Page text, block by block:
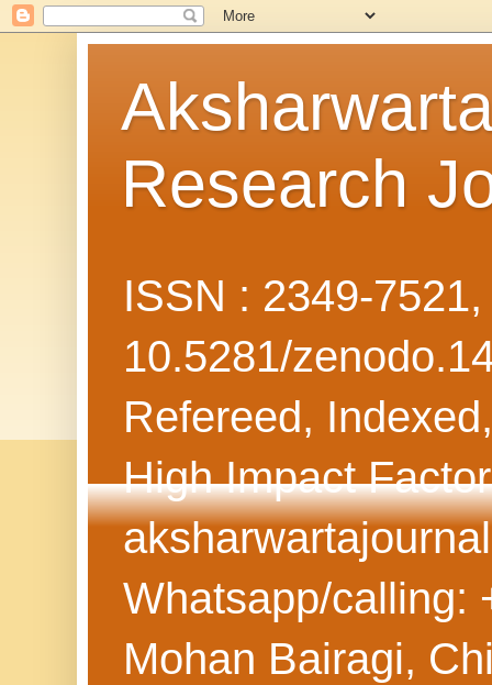
Research
ISSN : 2349-
10.5281/
Refereed,
High Impact
Whatsapp/calling:
Mohan Bairagi,